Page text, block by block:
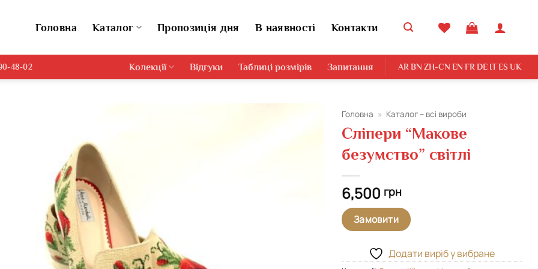
Головна Каталог Пропозиція дня В наявності Контакти
48-02 Колекції Відгуки Таблиці розмірів Запитання AR BN ZH-CN EN FR DE IT ES UK
Головна » Каталог – всі вироби
Сліпери “Макове
безумство” світлі
6,500 грн
Замовити
Додати виріб у вибране